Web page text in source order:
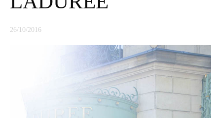
26/10/2016